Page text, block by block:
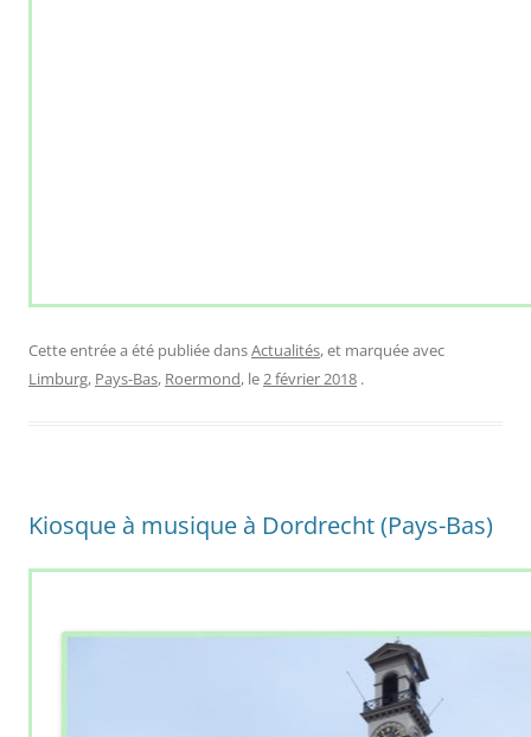
Cette entrée a été publiée dansActualités, et marquée avec
Limburg, Pays-Bas, Roermond, le2 février 2018 .
Kiosque à musique à Dordrecht (Pays-Bas)